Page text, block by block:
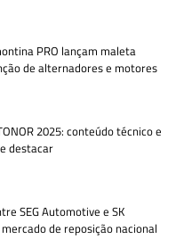
PRO lançam maleta
de alternadores e motores
2025: conteúdo técnico e
destacar
SEG Automotive e SK
de reposição nacional